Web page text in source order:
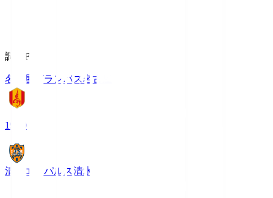
調布FM
名古屋グランパス名古屋
19:00
清水エスパルス 清水